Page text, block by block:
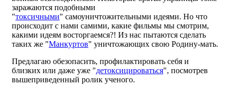
заражаются подобными
"токсичными" самоуничтожительными идеями. Но что
происходит с нами самими, какие фильмы мы смотрим,
какими идеям восторгаемся?! Из нас пытаются сделать
таких же "Манкуртов" уничтожающих свою Родину-мать.
Предлагаю обезопасить, профилактировать себя и
близких или даже уже "детоксицироваться", посмотрев
вышеприведенный ролик ученого.